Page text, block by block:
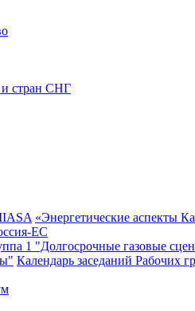
стран СНГ
«Энергетические аспекты
ЕС
1 "Долгосрочные газовые
Календарь заседаний Рабочих